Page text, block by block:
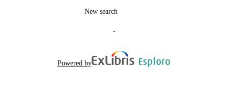
New search
-
Powered by